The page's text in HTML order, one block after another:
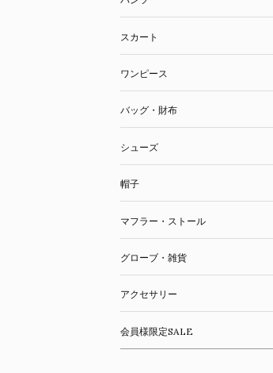
スカート
ワンピース
バッグ・財布
シューズ
帽子
マフラー・ストール
グローブ・雑貨
アクセサリー
会員様限定SALE